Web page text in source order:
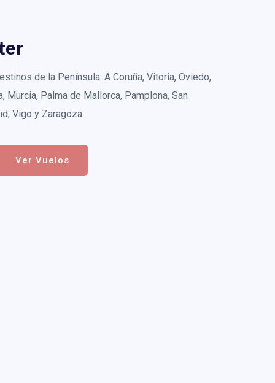
de la Península: A Coruña, Vitoria, Oviedo,
Murcia, Palma de Mallorca, Pamplona, San
Vigo y Zaragoza.
Ver Vuelos